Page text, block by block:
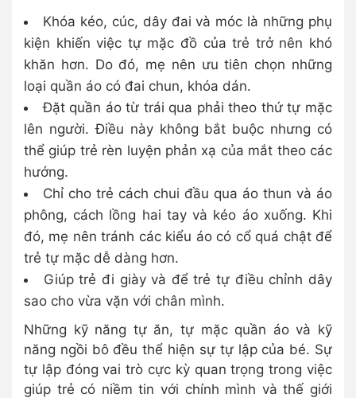
Khóa kéo, cúc, dây đai và móc là những phụ
kiện khiến việc tự mặc đồ của trẻ trở nên khó
khăn hơn. Do đó, mẹ nên ưu tiên chọn những
loại quần áo có đai chun, khóa dán.
Đặt quần áo từ trái qua phải theo thứ tự mặc
lên người. Điều này không bắt buộc nhưng có
thể giúp trẻ rèn luyện phản xạ của mắt theo các
hướng.
Chỉ cho trẻ cách chui đầu qua áo thun và áo
phông, cách lồng hai tay và kéo áo xuống. Khi
đó, mẹ nên tránh các kiểu áo có cổ quá chật để
trẻ tự mặc dễ dàng hơn.
Giúp trẻ đi giày và để trẻ tự điều chỉnh dây
sao cho vừa vặn với chân mình.
Những kỹ năng tự ăn, tự mặc quần áo và kỹ
năng ngồi bô đều thể hiện sự tự lập của bé. Sự
tự lập đóng vai trò cực kỳ quan trọng trong việc
giúp trẻ có niềm tin với chính mình và thế giới